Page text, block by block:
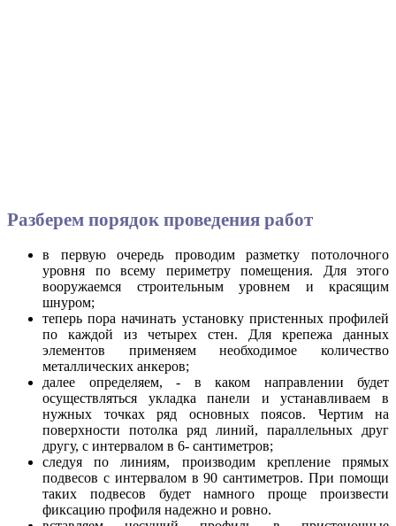
Разберем порядок проведения работ
в первую очередь проводим разметку потолочного
уровня по всему периметру помещения. Для этого
вооружаемся строительным уровнем и красящим
шнуром;
теперь пора начинать установку пристенных профилей
по каждой из четырех стен. Для крепежа данных
элементов применяем необходимое количество
металлических анкеров;
далее определяем, - в каком направлении будет
осуществляться укладка панели и устанавливаем в
нужных точках ряд основных поясов. Чертим на
поверхности потолка ряд линий, параллельных друг
другу, с интервалом в 6- сантиметров;
следуя по линиям, производим крепление прямых
подвесов с интервалом в 90 сантиметров. При помощи
таких подвесов будет намного проще произвести
фиксацию профиля надежно и ровно.